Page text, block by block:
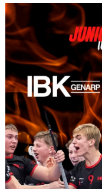
GÄSTBOK
BILDGALLERI
DOKUMENT
VÅRA LAG
MEDLEMSKAP
MATCHER